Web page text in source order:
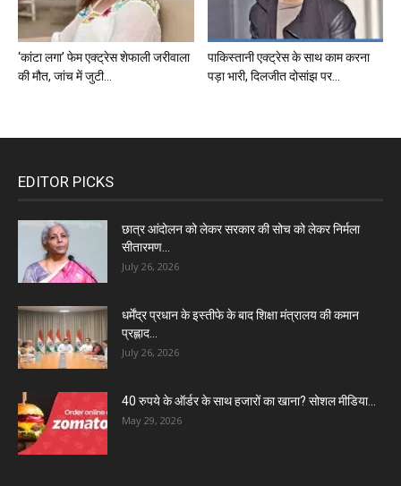
‘कांटा लगा’ फेम एक्ट्रेस शेफाली जरीवाला
की मौत, जांच में जुटी...
पाकिस्तानी एक्ट्रेस के साथ काम करना
पड़ा भारी, दिलजीत दोसांझ पर...
EDITOR PICKS
छात्र आंदोलन को लेकर सरकार की सोच को लेकर निर्मला
सीतारमण...
July 26, 2026
धर्मेंद्र प्रधान के इस्तीफे के बाद शिक्षा मंत्रालय की कमान
प्रह्लाद...
July 26, 2026
40 रुपये के ऑर्डर के साथ हजारों का खाना? सोशल मीडिया...
May 29, 2026